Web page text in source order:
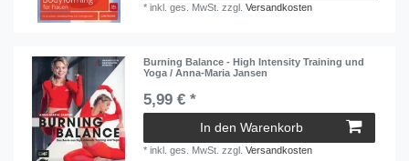
*inkl. ges. MwSt. zzgl.Versandkosten
Burning Balance - High Intensity Training und
Yoga / Anna-Maria Jansen
5,99 € *
In den Warenkorb
*inkl. ges. MwSt. zzgl.Versandkosten